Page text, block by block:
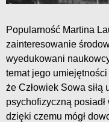
Popularność Martina
zainteresowanie
wyedukowani
temat jego
że Człowiek Sowa siłą
psychofizyczną posiadł
dzięki czemu mógł